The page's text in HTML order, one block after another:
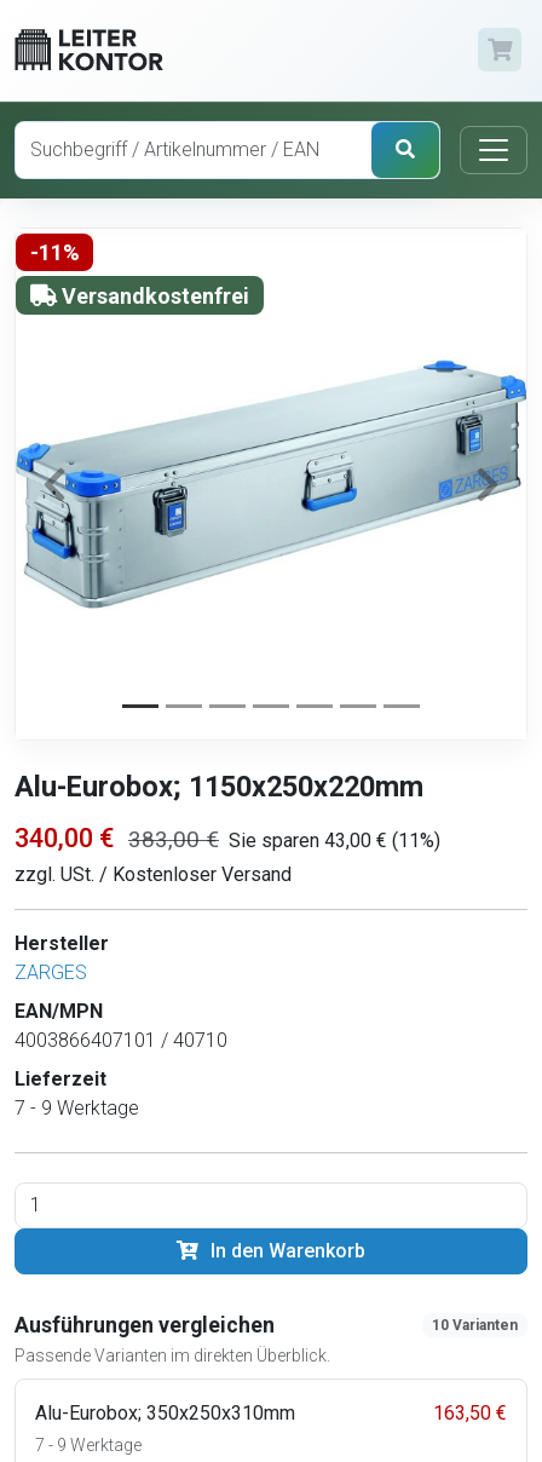
-11%
Versandkostenfrei
Alu-Eurobox; 1150x250x220mm
340,00 € 383,00 € Sie sparen 43,00 € (11%)
zzgl. USt. / Kostenloser Versand
Hersteller
ZARGES
EAN/MPN
4003866407101 / 40710
Lieferzeit
7 - 9 Werktage
In den Warenkorb
Ausführungen vergleichen
Passende Varianten im direkten Überblick.
10 Varianten
Alu-Eurobox; 350x250x310mm 163,50 €
7 - 9 Werktage